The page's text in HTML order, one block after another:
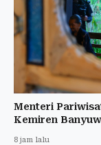
Menteri
Kemiren
8 jam lalu